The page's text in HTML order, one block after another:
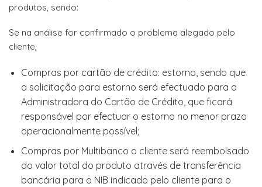
produtos, sendo:
Se na análise for confirmado o problema alegado pelo
cliente,
Compras por cartão de crédito: estorno, sendo que
a solicitação para estorno será efectuado para a
Administradora do Cartão de Crédito, que ficará
responsável por efectuar o estorno no menor prazo
operacionalmente possível;
Compras por Multibanco o cliente será reembolsado
do valor total do produto através de transferência
bancária para o NIB indicado pelo cliente para o